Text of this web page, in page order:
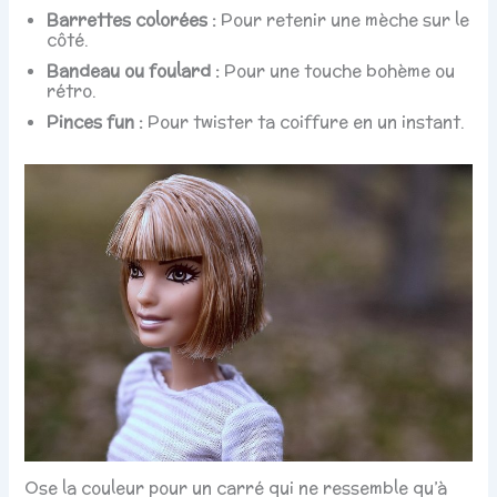
Barrettes colorées : Pour retenir une mèche sur le
côté.
Bandeau ou foulard : Pour une touche bohème ou
rétro.
Pinces fun : Pour twister ta coiffure en un instant.
Ose la couleur pour un carré qui ne ressemble qu’à